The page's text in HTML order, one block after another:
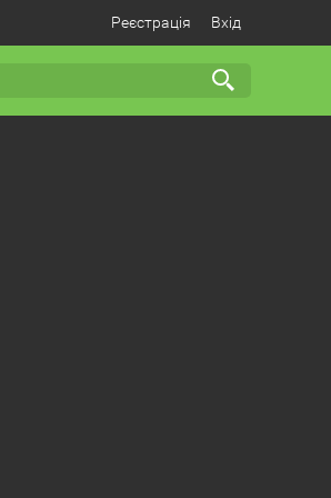
Реєстрація Вхід